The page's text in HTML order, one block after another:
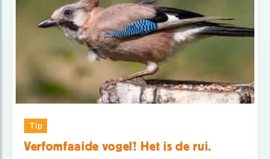
Tip
Verfomfaaide vogel? Het is de rui.